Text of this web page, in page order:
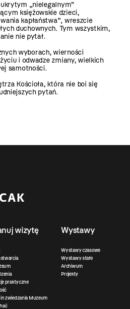
„nielegalnym”
księżowskie dzieci,
kapłaństwa”, wreszcie
duchownych. Tym wszystkim,
nie pytał.
wyborach, wierności
i odwadze zmiany, wielkich
samotności.
Kościoła, która nie boi się
pytań.
wizytę
praktyczne
zwiedzania Muzeum
Wystawy
Wystawy czasowe
Wystawy stałe
Archiwum
Projekty